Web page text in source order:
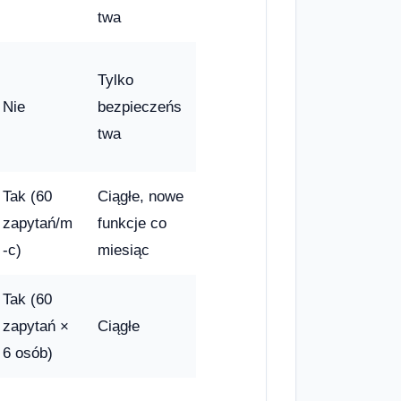
twa
Nie
Tylko
bezpieczeńs
twa
Tak (60
zapytań/m
-c)
Ciągłe, nowe
funkcje co
miesiąc
Tak (60
zapytań ×
6 osób)
Ciągłe